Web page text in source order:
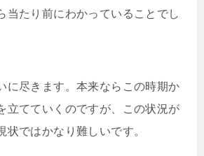
当たり前にわかっていることでし
に尽きます。本来ならこの時期か
立てていくのですが、この状況が
状ではかなり難しいです。